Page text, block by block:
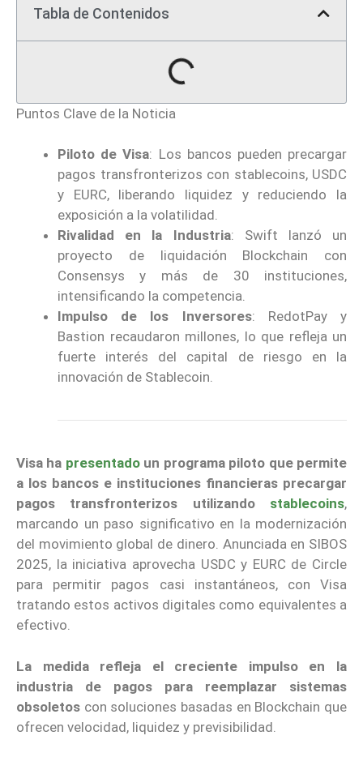
Tabla de Contenidos
Puntos Clave de la Noticia
Piloto de Visa: Los bancos pueden precargar
pagos transfronterizos con stablecoins, USDC
y EURC, liberando liquidez y reduciendo la
exposición a la volatilidad.
Rivalidad en la Industria: Swift lanzó un
proyecto de liquidación Blockchain con
Consensys y más de 30 instituciones,
intensificando la competencia.
Impulso de los Inversores: RedotPay y
Bastion recaudaron millones, lo que refleja un
fuerte interés del capital de riesgo en la
innovación de Stablecoin.
Visa ha presentadoun programa piloto que permite
a los bancos e instituciones financieras precargar
pagos transfronterizos utilizando stablecoins,
marcando un paso significativo en la modernización
del movimiento global de dinero. Anunciada en SIBOS
2025, la iniciativa aprovecha USDC y EURC de Circle
para permitir pagos casi instantáneos, con Visa
tratando estos activos digitales como equivalentes a
efectivo.
La medida refleja el creciente impulso en la
industria de pagos para reemplazar sistemas
obsoletos con soluciones basadas en Blockchain que
ofrecen velocidad, liquidez y previsibilidad.